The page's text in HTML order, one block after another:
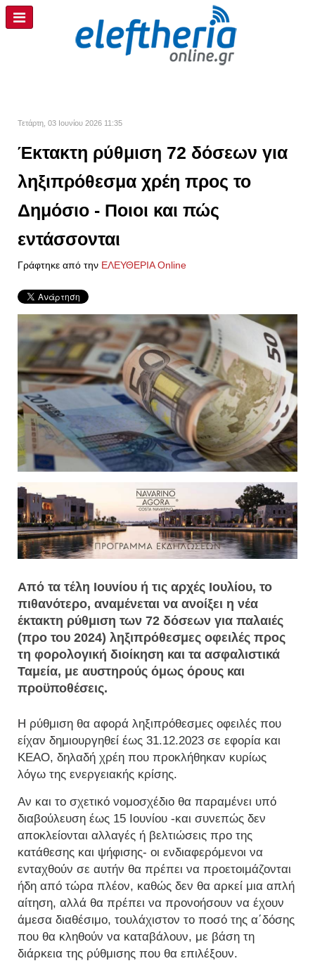
Τετάρτη, 03 Ιουνίου 2026 11:35
Έκτακτη ρύθμιση 72 δόσεων για
ληξιπρόθεσμα χρέη προς το
Δημόσιο - Ποιοι και πώς
εντάσσονται
Γράφτηκε από την ΕΛΕΥΘΕΡΙΑ Online
Από τα τέλη Ιουνίου ή τις αρχές Ιουλίου, το
πιθανότερο, αναμένεται να ανοίξει η νέα
έκτακτη ρύθμιση των 72 δόσεων για παλαιές
(προ του 2024) ληξιπρόθεσμες οφειλές προς
τη φορολογική διοίκηση και τα ασφαλιστικά
Ταμεία, με αυστηρούς όμως όρους και
προϋποθέσεις.
Η ρύθμιση θα αφορά ληξιπρόθεσμες οφειλές που
είχαν δημιουργηθεί έως 31.12.2023 σε εφορία και
ΚΕΑΟ, δηλαδή χρέη που προκλήθηκαν κυρίως
λόγω της ενεργειακής κρίσης.
Αν και το σχετικό νομοσχέδιο θα παραμένει υπό
διαβούλευση έως 15 Ιουνίου -και συνεπώς δεν
αποκλείονται αλλαγές ή βελτιώσεις προ της
κατάθεσης και ψήφισης- οι ενδιαφερόμενοι να
ενταχθούν σε αυτήν θα πρέπει να προετοιμάζονται
ήδη από τώρα πλέον, καθώς δεν θα αρκεί μια απλή
αίτηση, αλλά θα πρέπει να προνοήσουν να έχουν
άμεσα διαθέσιμο, τουλάχιστον το ποσό της α΄δόσης
που θα κληθούν να καταβάλουν, με βάση τη
διάρκεια της ρύθμισης που θα επιλέξουν.